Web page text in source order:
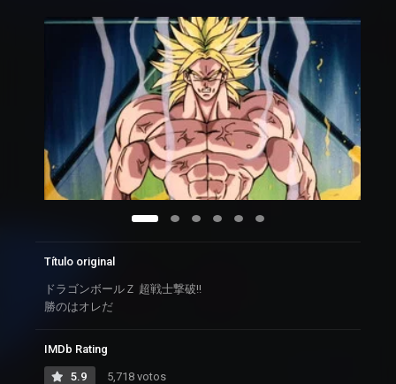
Título original
ドラゴンボールＺ 超戦士撃破!!
勝のはオレだ
IMDb Rating
5.9 5,718 votos